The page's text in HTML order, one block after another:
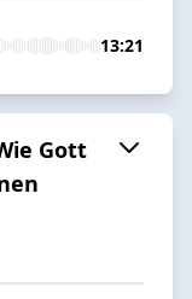
13:21
Gott